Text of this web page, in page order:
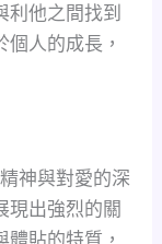
他之間找到
人的成長，
神與對愛的深
現出強烈的關